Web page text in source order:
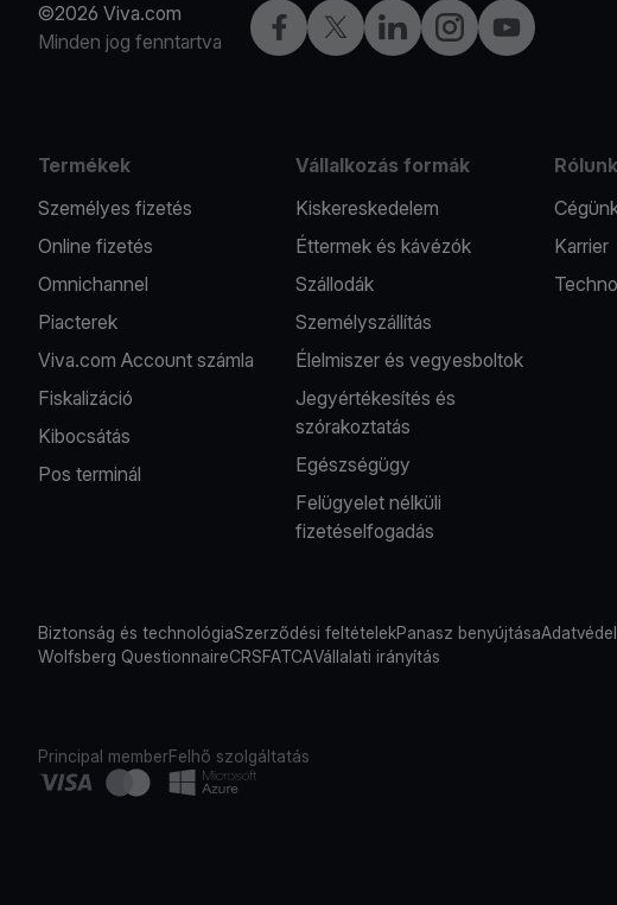
©2026 Viva.com
Minden jog fenntartva
FacebookTwitterLinkedInInstagramYouTube
Termékek
Személyes fizetés
Online fizetés
Omnichannel
Piacterek
Viva.com Account számla
Fiskalizáció
Kibocsátás
Pos terminál
Vállalkozás formák
Kiskereskedelem
Éttermek és kávézók
Szállodák
Személyszállítás
Élelmiszer és vegyesboltok
Jegyértékesítés és
szórakoztatás
Egészségügy
Felügyelet nélküli
fizetéselfogadás
Rólunk
Karrier
Biztonság és technológiaSzerződési feltételekPanasz benyújtása
Wolfsberg QuestionnaireCRSFATCAVállalati irányítás
Principal memberFelhő szolgáltatás